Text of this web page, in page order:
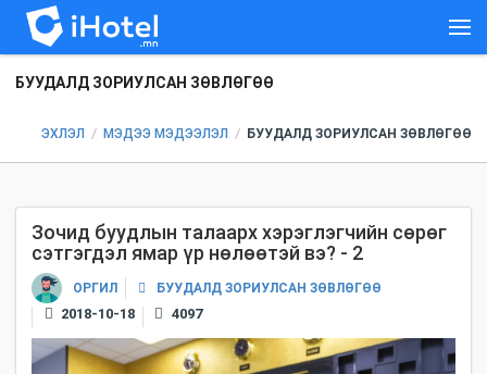
БУУДАЛД ЗОРИУЛСАН ЗӨВЛӨГӨӨ
ЭХЛЭЛ / МЭДЭЭ МЭДЭЭЛЭЛ / БУУДАЛД ЗОРИУЛСАН ЗӨВЛӨГӨӨ
Зочид буудлын талаарх хэрэглэгчийн сөрөг
сэтгэгдэл ямар үр нөлөөтэй вэ? - 2
ОРГИЛ БУУДАЛД ЗОРИУЛСАН ЗӨВЛӨГӨӨ
2018-10-18 4097